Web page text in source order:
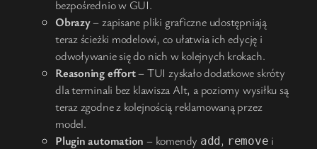
bezpośrednio w GUI.
Obrazy– zapisane pliki graficzne udostępniają
teraz ścieżki modelowi, co ułatwia ich edycję i
odwoływanie się do nich w kolejnych krokach.
Reasoning effort– TUI zyskało dodatkowe skróty
dla terminali bez klawisza Alt, a poziomy wysiłku są
teraz zgodne z kolejnością reklamowaną przez
model.
Plugin automation – komendy add, remove i